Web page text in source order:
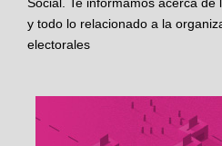
Social. Te informamos acerca
y todo lo relacionado a la
electorales